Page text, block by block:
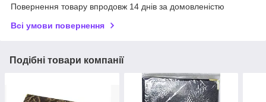
Повернення товару впродовж 14 днів за домовленістю
Всі умови повернення
Подібні товари компанії